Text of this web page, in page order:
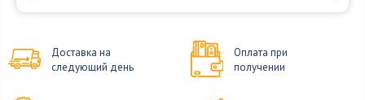
Доставка на
следующий день
Оплата при
получении